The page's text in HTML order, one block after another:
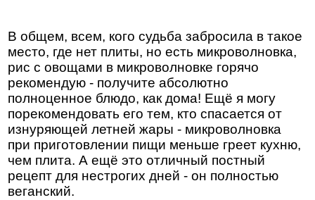
В общем, всем, кого судьба забросила в такое
место, где нет плиты, но есть микроволновка,
рис с овощами в микроволновке горячо
рекомендую - получите абсолютно
полноценное блюдо, как дома! Ещё я могу
порекомендовать его тем, кто спасается от
изнуряющей летней жары - микроволновка
при приготовлении пищи меньше греет кухню,
чем плита. А ещё это отличный постный
рецепт для нестрогих дней - он полностью
веганский.